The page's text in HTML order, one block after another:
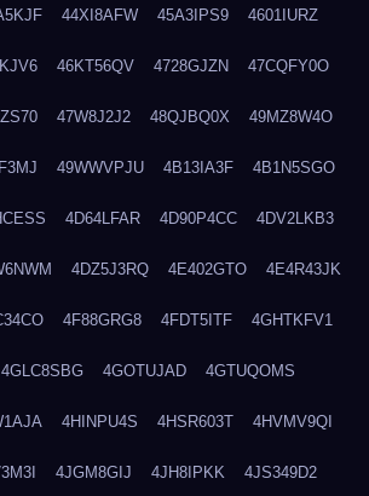
44XI8AFW 45A3IPS9 4601IURZ
46KT56QV 4728GJZN 47CQFY0O
47W8J2J2 48QJBQ0X 49MZ8W4O
49WWVPJU 4B13IA3F 4B1N5SGO
4D64LFAR 4D90P4CC 4DV2LKB3
4DZ5J3RQ 4E402GTO 4E4R43JK
4F88GRG8 4FDT5ITF 4GHTKFV1
4GLC8SBG 4GOTUJAD 4GTUQOMS
4HINPU4S 4HSR603T 4HVMV9QI
4JGM8GIJ 4JH8IPKK 4JS349D2